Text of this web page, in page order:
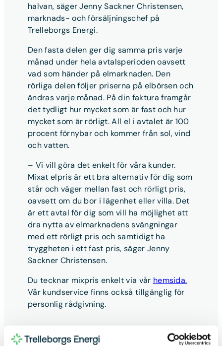
halvan, säger Jenny Sackner Christensen,
marknads- och försäljningschef på
Trelleborgs Energi.
Den fasta delen ger dig samma pris varje
månad under hela avtalsperioden oavsett
vad som händer på elmarknaden. Den
rörliga delen följer priserna på elbörsen och
ändras varje månad. På din faktura framgår
det tydligt hur mycket som är fast och hur
mycket som är rörligt. All el i avtalet är 100
procent förnybar och kommer från sol, vind
och vatten.
– Vi vill göra det enkelt för våra kunder.
Mixat elpris är ett bra alternativ för dig som
står och väger mellan fast och rörligt pris,
oavsett om du bor i lägenhet eller villa. Det
är ett avtal för dig som vill ha möjlighet att
dra nytta av elmarknadens svängningar
med ett rörligt pris och samtidigt ha
tryggheten i ett fast pris, säger Jenny
Sackner Christensen.
Du tecknar mixpris enkelt via vår hemsida.
Vår kundservice finns också tillgänglig för
personlig rådgivning.